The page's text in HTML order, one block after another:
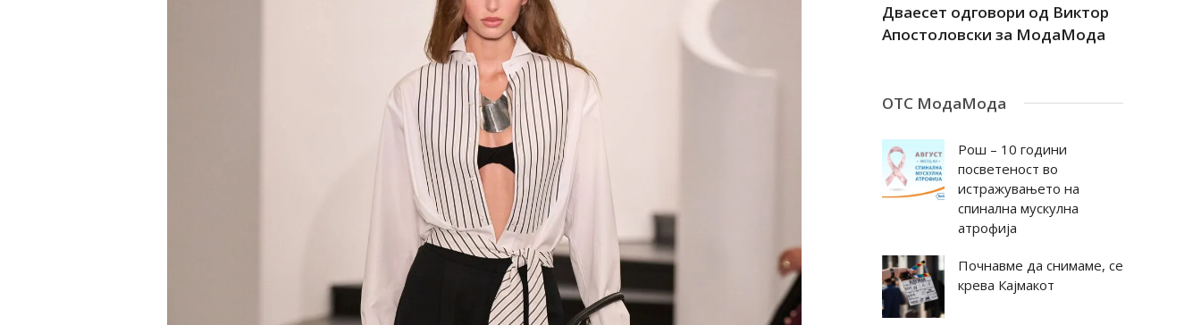
Дваесет одговори од Милена
Антовска за МодаМода
Дваесет одговори за
Ристовски Принц
Дваесет одговори од Виктор
Апостоловски за МодаМода
ОТС МодаМода
Рош – 10 години
посветеност во
истражувањето на
спинална мускулна
атрофија
Почнавме да снимаме, се
крева Кајмакот